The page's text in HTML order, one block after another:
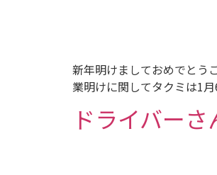
新年明けましておめでとう
業明けに関してタクミは1
ドライバー